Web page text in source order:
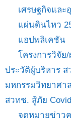
เศรษฐกิจและ
แผ่นดินไหว
แอปพลิเคชัน
โครงการวิจัย
ประวัติผู้บริหาร ส
มหกรรมวิทยาศา
สวทช. สู้ภัย
จดหมายข่าว